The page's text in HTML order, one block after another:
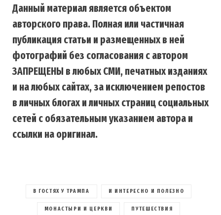
Данный материал является объектом
авторского права. Полная или частичная
публикация статьи и размещенных в ней
фотографий без согласования с автором
ЗАПРЕЩЕНЫ в любых СМИ, печатных изданиях
и на любых сайтах, за исключением репостов
в личных блогах и личных страниц социальных
сетей с обязательным указанием автора и
ссылки на оригинал.
В ГОСТЯХ У ТРАМПА И ИНТЕРЕСНО И ПОЛЕЗНО
МОНАСТЫРИ И ЦЕРКВИ ПУТЕШЕСТВИЯ